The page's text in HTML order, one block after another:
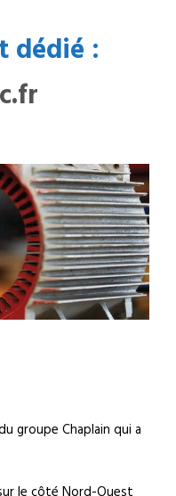
dédié :
groupe Chaplain qui a